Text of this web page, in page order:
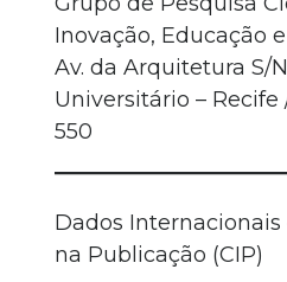
Inovação, Educação
Av. da Arquitetura S/
Universitário – Recife
550
Dados
na Publicação (CIP)